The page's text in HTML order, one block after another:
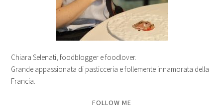
Chiara Selenati, foodblogger e foodlover.
Grande appassionata di pasticceria e follemente innamorata della
Francia.
FOLLOW ME